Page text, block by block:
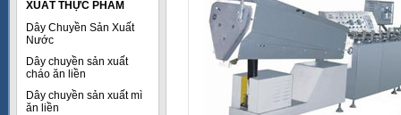
XUẤT THỰC PHẨM
Dây Chuyền Sản Xuất
Nước
Dây chuyền sản xuất
cháo ăn liền
Dây chuyền sản xuất mì
ăn liền